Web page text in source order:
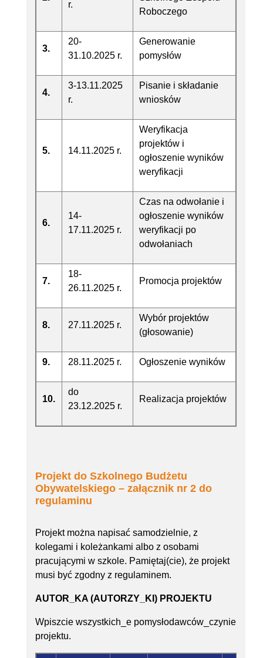
r.
Roboczego
3.
20-
31.10.2025 r.
Generowanie
pomysłów
4.
3-13.11.2025
r.
Pisanie i składanie
wniosków
5. 14.11.2025 r.
Weryfikacja
projektów i
ogłoszenie wyników
weryfikacji
6.
14-
17.11.2025 r.
Czas na odwołanie i
ogłoszenie wyników
weryfikacji po
odwołaniach
7.
18-
26.11.2025 r.
Promocja projektów
8. 27.11.2025 r.
Wybór projektów
(głosowanie)
9. 28.11.2025 r. Ogłoszenie wyników
10.
do
23.12.2025 r.
Realizacja projektów
Projekt do Szkolnego Budżetu
Obywatelskiego – załącznik nr 2 do
regulaminu
Projekt można napisać samodzielnie, z
kolegami i koleżankami albo z osobami
pracującymi w szkole. Pamiętaj(cie), że projekt
musi być zgodny z regulaminem.
AUTOR_KA (AUTORZY_KI) PROJEKTU
Wpiszcie wszystkich_e pomysłodawców_czynie
projektu.